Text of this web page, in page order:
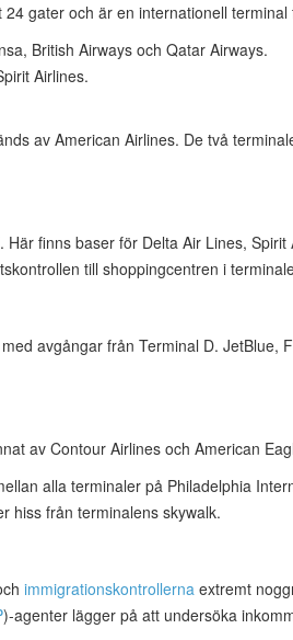
gater och är en internationell
British Airways och Qatar Airways.
Airlines.
av American Airlines. De två
finns baser för Delta Air Lines, Spirit
till shoppingcentren i
avgångar från Terminal D. JetBlue,
av Contour Airlines och American
alla terminaler på Philadelphia
hiss från terminalens skywalk.
immigrationskontrollerna extremt
)-agenter lägger på att undersöka